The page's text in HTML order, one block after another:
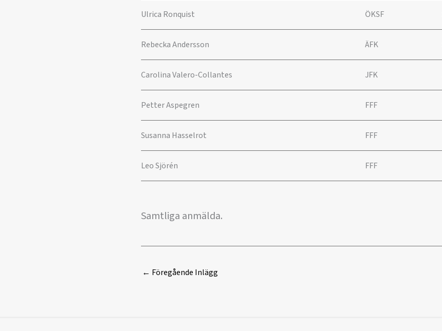
Ulrica Ronquist ÖKSF
Rebecka Andersson ÄFK
Carolina Valero-Collantes JFK
Petter Aspegren FFF
Susanna Hasselrot FFF
Leo Sjörén FFF
Samtliga anmälda.
← Föregående Inlägg